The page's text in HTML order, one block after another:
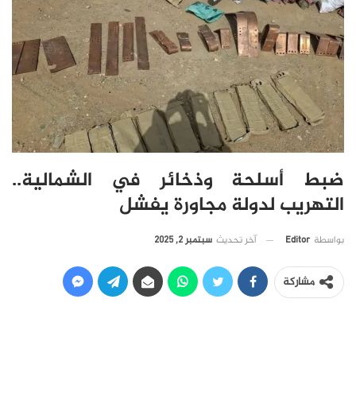
ضبط أسلحة وذخائر في الشمالية..
التهريب لدولة مجاورة يفشل
بواسطة Editor آخر تحديث سبتمبر 2, 2025
مشاركة